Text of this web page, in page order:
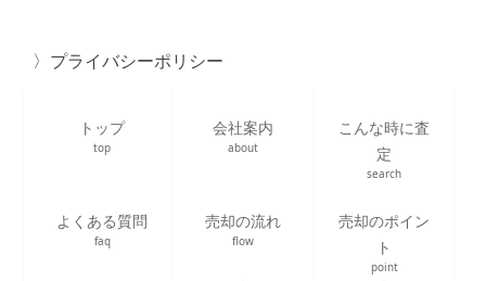
プライバシーポリシー
トップ
top
会社案内
about
こんな時に査
定
search
よくある質問
faq
売却の流れ
flow
売却のポイン
ト
point